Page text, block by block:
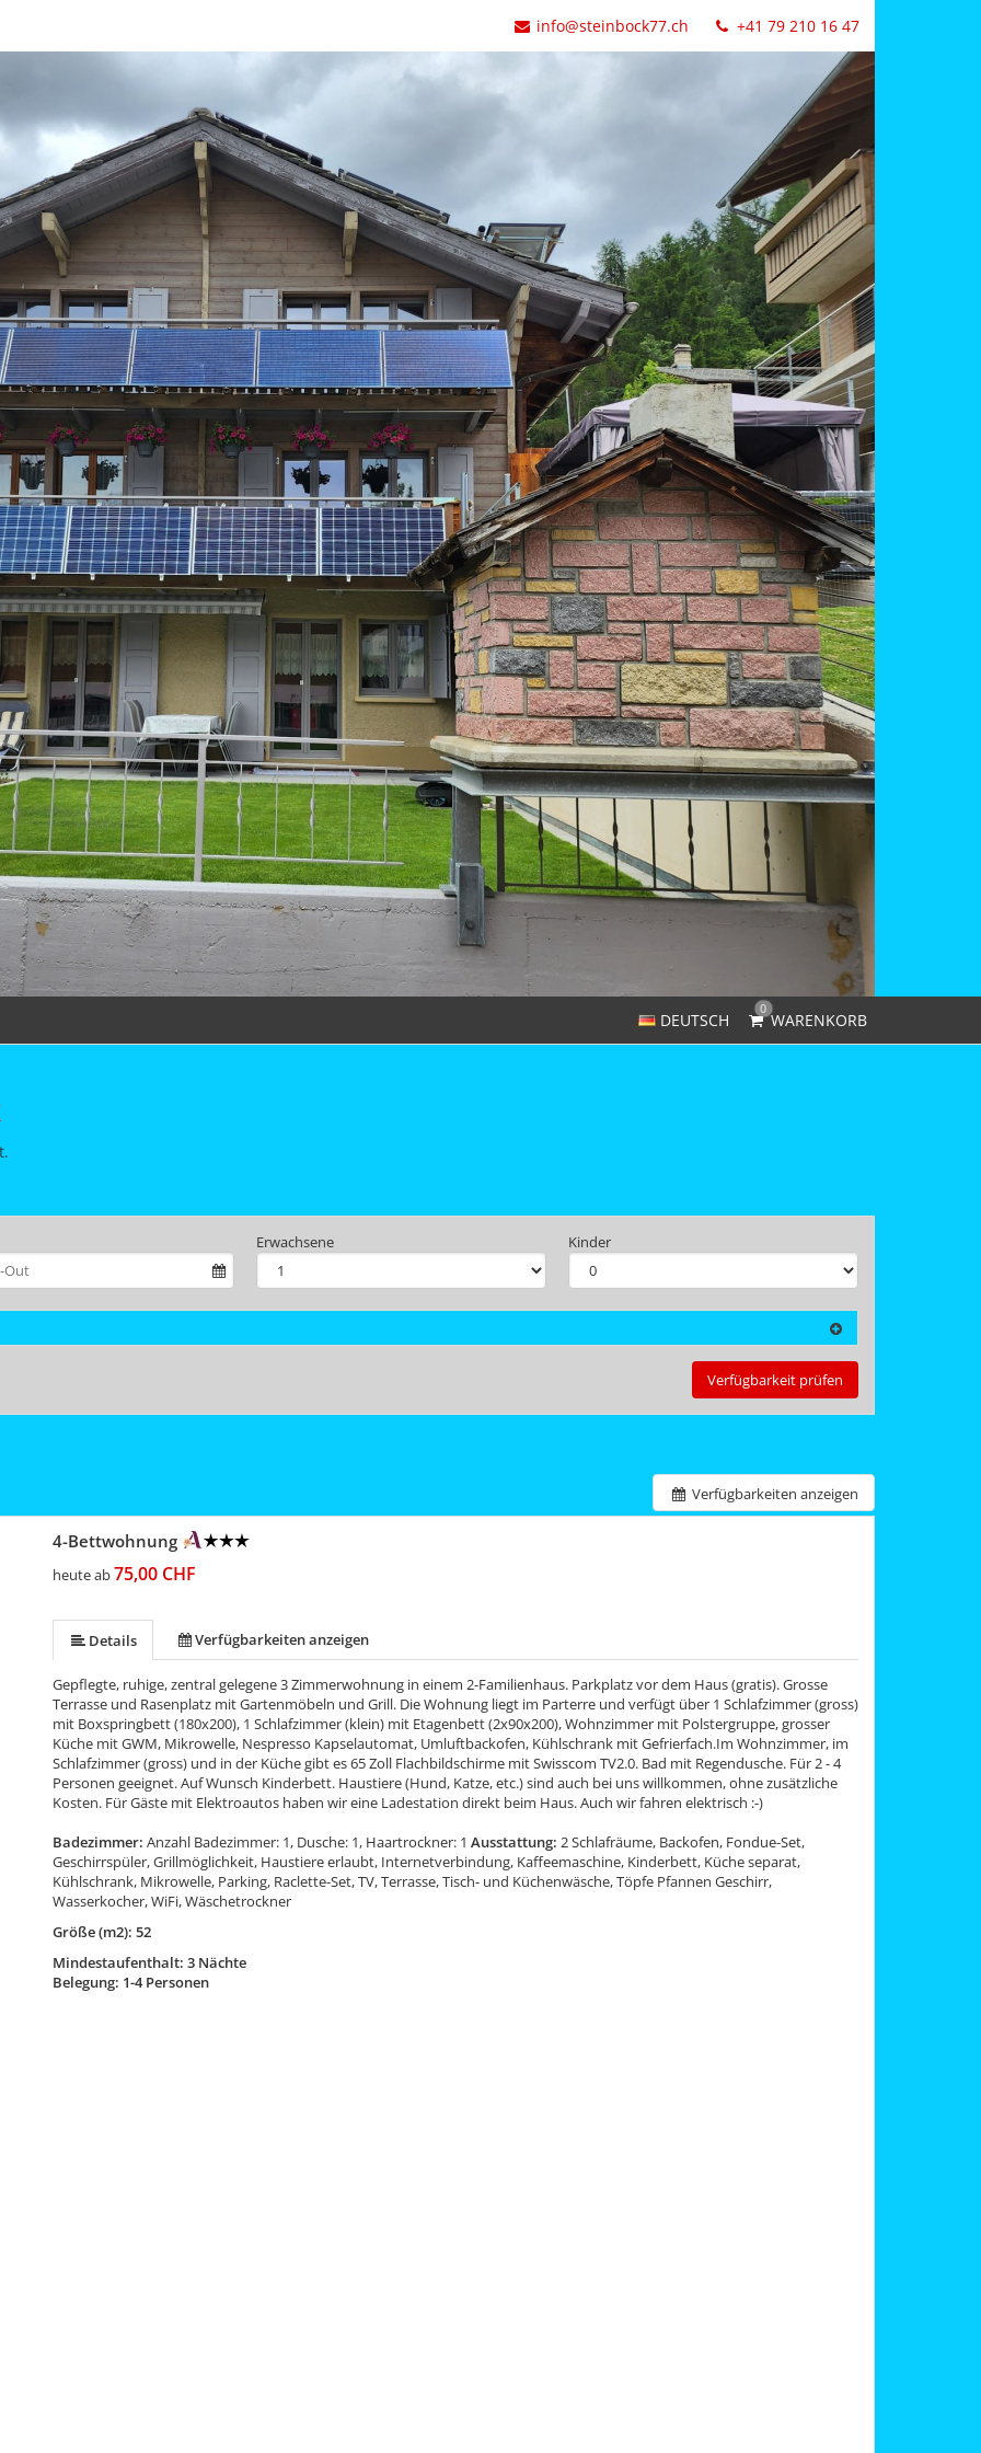
info@steinbock77.ch +41 79 210 16 47
DEUTSCH
0
WARENKORB
Erwachsene Kinder
Verfügbarkeit prüfen
Verfügbarkeiten anzeigen
4-Bettwohnung
heute ab75,00 CHF
Details Verfügbarkeiten anzeigen
Gepflegte, ruhige, zentral gelegene 3 Zimmerwohnung in einem 2-Familienhaus. Parkplatz vor dem Haus (gratis). Grosse
Terrasse und Rasenplatz mit Gartenmöbeln und Grill. Die Wohnung liegt im Parterre und verfügt über 1 Schlafzimmer (gross)
mit Boxspringbett (180x200), 1 Schlafzimmer (klein) mit Etagenbett (2x90x200), Wohnzimmer mit Polstergruppe, grosser
Küche mit GWM, Mikrowelle, Nespresso Kapselautomat, Umluftbackofen, Kühlschrank mit Gefrierfach.Im Wohnzimmer, im
Schlafzimmer (gross) und in der Küche gibt es 65 Zoll Flachbildschirme mit Swisscom TV2.0. Bad mit Regendusche. Für 2 - 4
Personen geeignet. Auf Wunsch Kinderbett. Haustiere (Hund, Katze, etc.) sind auch bei uns willkommen, ohne zusätzliche
Kosten. Für Gäste mit Elektroautos haben wir eine Ladestation direkt beim Haus. Auch wir fahren elektrisch :-)
Badezimmer: Anzahl Badezimmer: 1, Dusche: 1, Haartrockner: 1 Ausstattung: 2 Schlafräume, Backofen, Fondue-Set,
Geschirrspüler, Grillmöglichkeit, Haustiere erlaubt, Internetverbindung, Kaffeemaschine, Kinderbett, Küche separat,
Kühlschrank, Mikrowelle, Parking, Raclette-Set, TV, Terrasse, Tisch- und Küchenwäsche, Töpfe Pfannen Geschirr,
Wasserkocher, WiFi, Wäschetrockner
Größe (m2): 52
Mindestaufenthalt: 3 Nächte
Belegung: 1-4 Personen